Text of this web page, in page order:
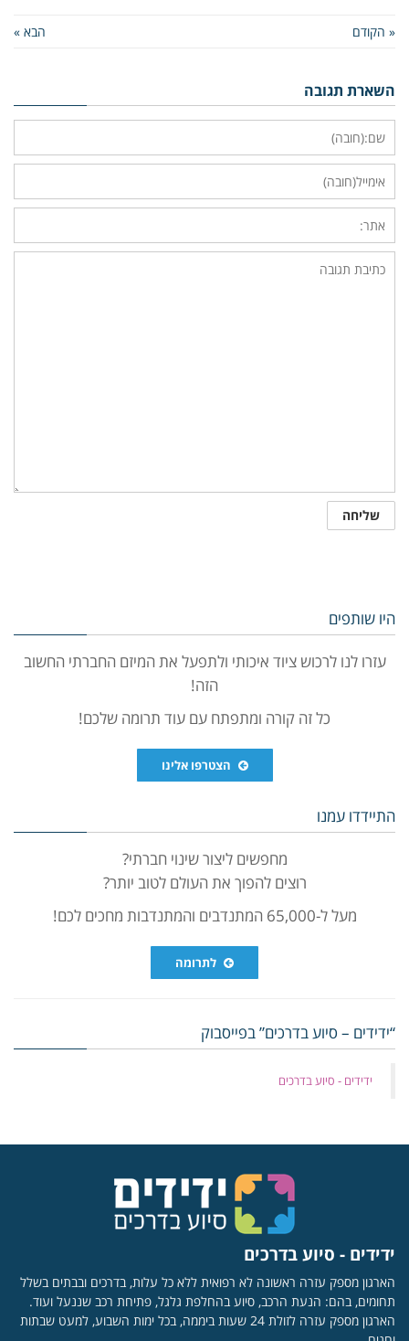
« הקודם הבא »
השארת תגובה
היו שותפים
עזרו לנו לרכוש ציוד איכותי ולתפעל את המיזם החברתי החשוב
הזה!
כל זה קורה ומתפתח עם עוד תרומה שלכם!
הצטרפו אלינו
התיידדו עמנו
מחפשים ליצור שינוי חברתי?
רוצים להפוך את העולם לטוב יותר?
מעל ל-65,000 המתנדבים והמתנדבות מחכים לכם!
לתרומה
“ידידים – סיוע בדרכים” בפייסבוק
‏ידידים - סיוע בדרכים
ידידים - סיוע בדרכים
הארגון מספק עזרה ראשונה לא רפואית ללא כל עלות, בדרכים ובבתים בשלל
תחומים, בהם: הנעת הרכב, סיוע בהחלפת גלגל, פתיחת רכב שננעל ועוד.
הארגון מספק עזרה לזולת 24 שעות ביממה, בכל ימות השבוע, למעט שבתות